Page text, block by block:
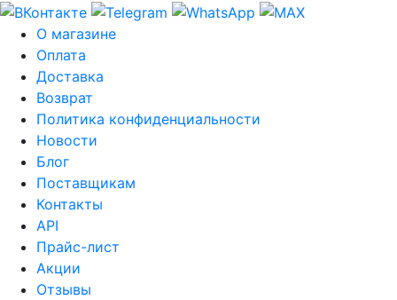
О магазине
Оплата
Доставка
Возврат
Политика конфиденциальности
Новости
Блог
Поставщикам
Контакты
API
Прайс-лист
Акции
Отзывы